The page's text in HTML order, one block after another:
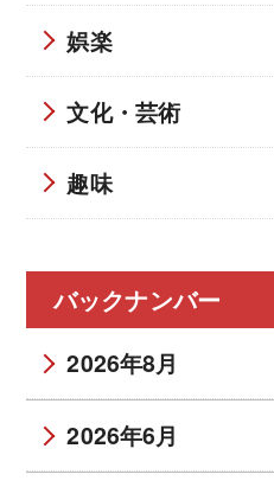
娯楽
文化・芸術
趣味
バックナンバー
2026年8月
2026年6月